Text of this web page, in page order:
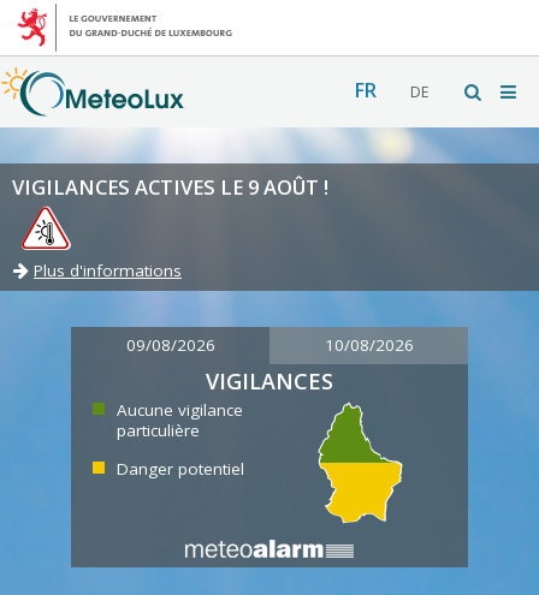
FR DE
VIGILANCES ACTIVES LE 9 AOÛT !
Plus d'informations
09/08/2026 10/08/2026
VIGILANCES
Aucune vigilance
particulière
Danger potentiel